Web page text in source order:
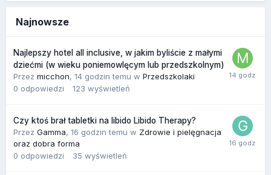
Najnowsze
Najlepszy hotel all inclusive, w jakim byliście z małymi
dziećmi (w wieku poniemowlęcym lub przedszkolnym)
Przez micchon, 14 godzin temu w Przedszkolaki
0 odpowiedzi 123 wyświetleń
Czy ktoś brał tabletki na libido Libido Therapy?
Przez Gamma, 16 godzin temu w Zdrowie i pielęgnacja
oraz dobra forma
0 odpowiedzi 35 wyświetleń